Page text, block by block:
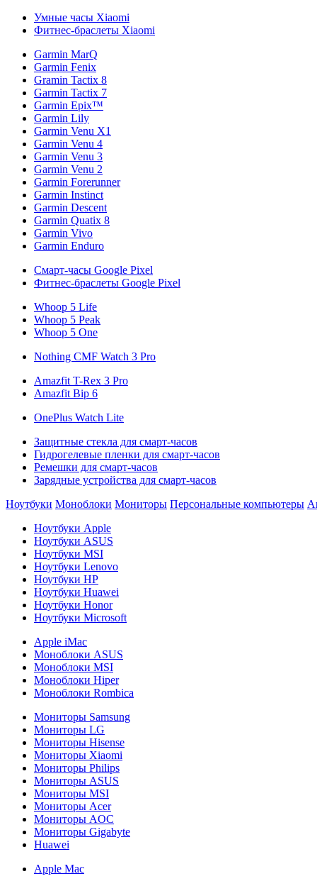
Умные часы Xiaomi
Фитнес-браслеты Xiaomi
Garmin MarQ
Garmin Fenix
Gramin Tactix 8
Garmin Tactix 7
Garmin Epix™
Garmin Lily
Garmin Venu X1
Garmin Venu 4
Garmin Venu 3
Garmin Venu 2
Garmin Forerunner
Garmin Instinct
Garmin Descent
Garmin Quatix 8
Garmin Vivo
Garmin Enduro
Смарт-часы Google Pixel
Фитнес-браслеты Google Pixel
Whoop 5 Life
Whoop 5 Peak
Whoop 5 One
Nothing CMF Watch 3 Pro
Amazfit T-Rex 3 Pro
Amazfit Bip 6
OnePlus Watch Lite
Защитные стекла для смарт-часов
Гидрогелевые пленки для смарт-часов
Ремешки для смарт-часов
Зарядные устройства для смарт-часов
Ноутбуки Моноблоки Мониторы Персональные компьютеры
Ноутбуки Apple
Ноутбуки ASUS
Ноутбуки MSI
Ноутбуки Lenovo
Ноутбуки HP
Ноутбуки Huawei
Ноутбуки Honor
Ноутбуки Microsoft
Apple iMac
Моноблоки ASUS
Моноблоки MSI
Моноблоки Hiper
Моноблоки Rombica
Мониторы Samsung
Мониторы LG
Мониторы Hisense
Мониторы Xiaomi
Мониторы Philips
Мониторы ASUS
Мониторы MSI
Мониторы Acer
Мониторы AOC
Мониторы Gigabyte
Huawei
Apple Mac